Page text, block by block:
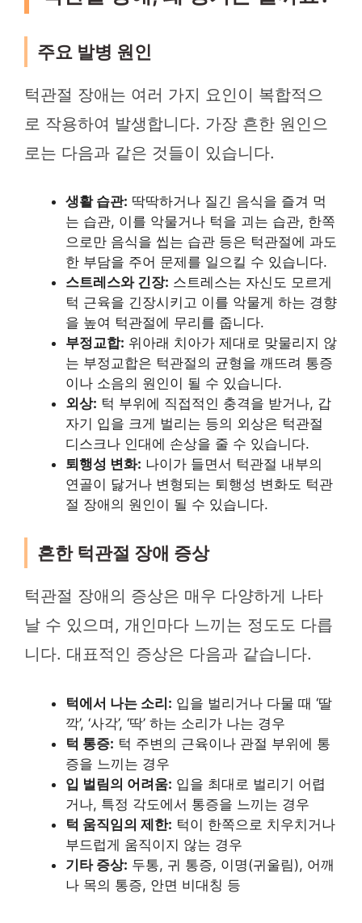
주요 발병 원인
턱관절 장애는 여러 가지 요인이 복합적으
로 작용하여 발생합니다. 가장 흔한 원인으
로는 다음과 같은 것들이 있습니다.
생활 습관: 딱딱하거나 질긴 음식을 즐겨 먹
는 습관, 이를 악물거나 턱을 괴는 습관, 한쪽
으로만 음식을 씹는 습관 등은 턱관절에 과도
한 부담을 주어 문제를 일으킬 수 있습니다.
스트레스와 긴장: 스트레스는 자신도 모르게
턱 근육을 긴장시키고 이를 악물게 하는 경향
을 높여 턱관절에 무리를 줍니다.
부정교합: 위아래 치아가 제대로 맞물리지 않
는 부정교합은 턱관절의 균형을 깨뜨려 통증
이나 소음의 원인이 될 수 있습니다.
외상: 턱 부위에 직접적인 충격을 받거나, 갑
자기 입을 크게 벌리는 등의 외상은 턱관절
디스크나 인대에 손상을 줄 수 있습니다.
퇴행성 변화: 나이가 들면서 턱관절 내부의
연골이 닳거나 변형되는 퇴행성 변화도 턱관
절 장애의 원인이 될 수 있습니다.
흔한 턱관절 장애 증상
턱관절 장애의 증상은 매우 다양하게 나타
날 수 있으며, 개인마다 느끼는 정도도 다릅
니다. 대표적인 증상은 다음과 같습니다.
턱에서 나는 소리: 입을 벌리거나 다물 때 ‘딸
깍’, ‘사각’, ‘딱’ 하는 소리가 나는 경우
턱 통증: 턱 주변의 근육이나 관절 부위에 통
증을 느끼는 경우
입 벌림의 어려움: 입을 최대로 벌리기 어렵
거나, 특정 각도에서 통증을 느끼는 경우
턱 움직임의 제한: 턱이 한쪽으로 치우치거나
부드럽게 움직이지 않는 경우
기타 증상: 두통, 귀 통증, 이명(귀울림), 어깨
나 목의 통증, 안면 비대칭 등